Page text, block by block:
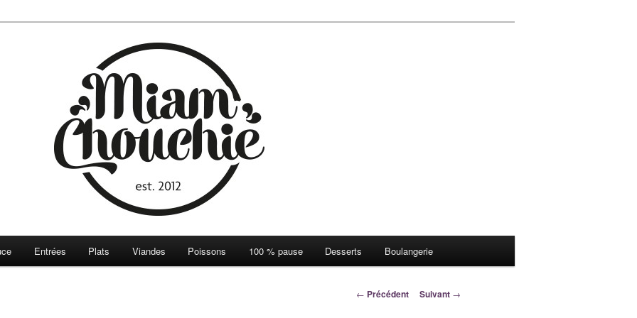
Entrées Plats Viandes Poissons 100 % pause Desserts Boulangerie
Navigation
← Précédent Suivant →